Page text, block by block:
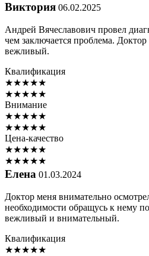
Виктория 06.02.2025
Андрей Вячеславович провел
чем заключается проблема.
вежливый.
Квалификация
★★★★★
★★★★★
Внимание
★★★★★
★★★★★
Цена-качество
★★★★★
★★★★★
Елена 01.03.2024
Доктор меня внимательно
необходимости обращусь к нему
вежливый и внимательный.
Квалификация
★★★★★